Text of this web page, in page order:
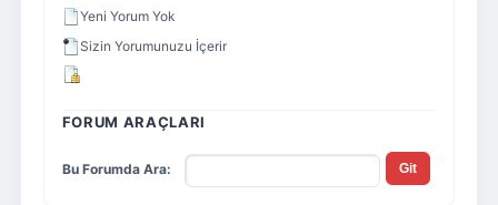
Yeni Yorum Yok
Sizin Yorumunuzu İçerir
FORUM ARAÇLARI
Bu Forumda Ara: